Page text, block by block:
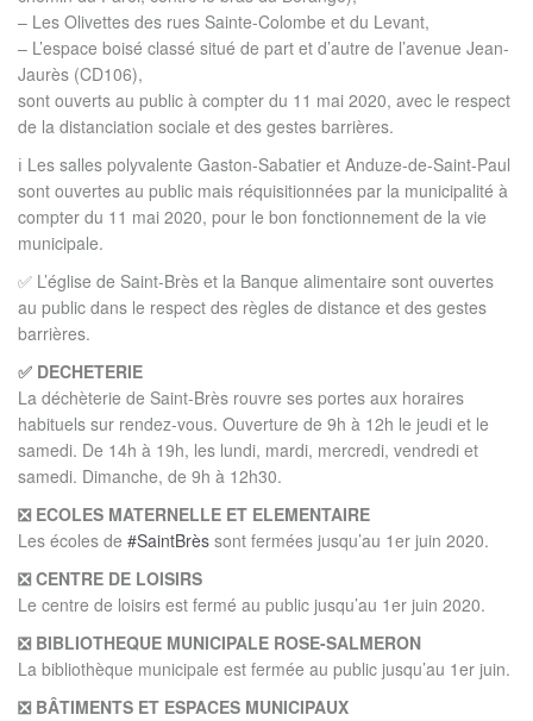
– Les Olivettes des rues Sainte-Colombe et du Levant,
– L’espace boisé classé situé de part et d’autre de l’avenue Jean-
Jaurès (CD106),
sont ouverts au public à compter du 11 mai 2020, avec le respect
de la distanciation sociale et des gestes barrières.
ℹ️ Les salles polyvalente Gaston-Sabatier et Anduze-de-Saint-Paul
sont ouvertes au public mais réquisitionnées par la municipalité à
compter du 11 mai 2020, pour le bon fonctionnement de la vie
municipale.
✅ L’église de Saint-Brès et la Banque alimentaire sont ouvertes
au public dans le respect des règles de distance et des gestes
barrières.
✅ DECHETERIE
La déchèterie de Saint-Brès rouvre ses portes aux horaires
habituels sur rendez-vous. Ouverture de 9h à 12h le jeudi et le
samedi. De 14h à 19h, les lundi, mardi, mercredi, vendredi et
samedi. Dimanche, de 9h à 12h30.
❎ ECOLES MATERNELLE ET ELEMENTAIRE
Les écoles de #SaintBrès sont fermées jusqu’au 1er juin 2020.
❎ CENTRE DE LOISIRS
Le centre de loisirs est fermé au public jusqu’au 1er juin 2020.
❎ BIBLIOTHEQUE MUNICIPALE ROSE-SALMERON
La bibliothèque municipale est fermée au public jusqu’au 1er juin.
❎ BÂTIMENTS ET ESPACES MUNICIPAUX